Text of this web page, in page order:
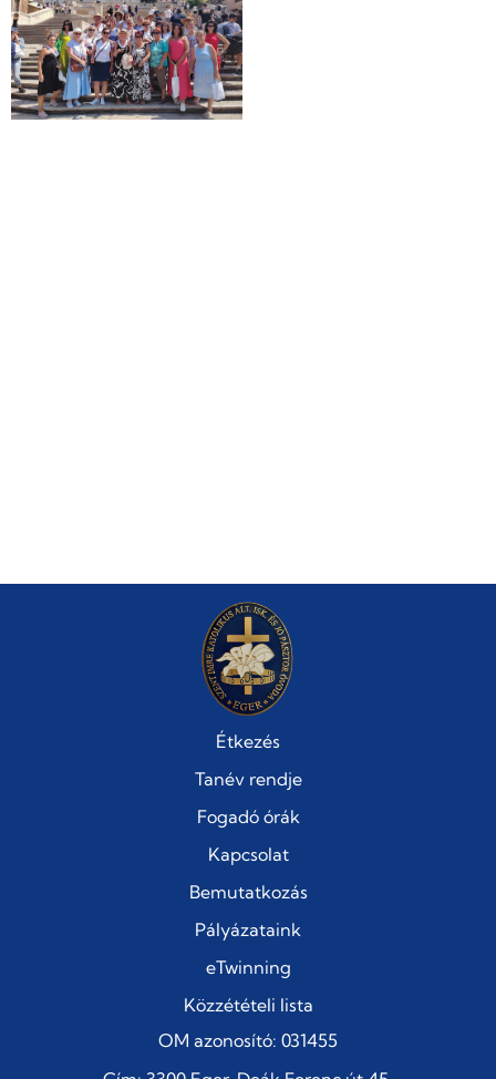
Étkezés
Tanév rendje
Fogadó órák
Kapcsolat
Bemutatkozás
Pályázataink
eTwinning
Közzétételi lista
OM azonosító: 031455